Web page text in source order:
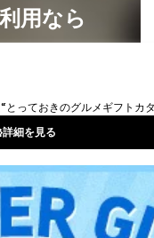
会社
」等の請求につ
ついて利用目的
くこれに応じま
当する場合は、
ることによって
他の権利利益を
用なら
題！